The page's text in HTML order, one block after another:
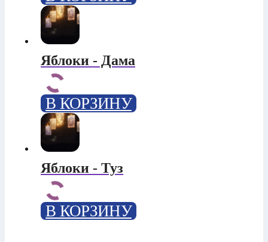
Яблоки - Дама
В КОРЗИНУ
Яблоки - Туз
В КОРЗИНУ